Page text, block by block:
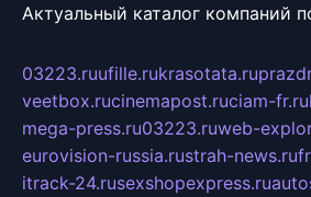
Актуальный каталог компаний
03223.ruufille.rukrasotata.ru
veetbox.rucinemapost.ruciam-fr.ru
mega-press.ru03223.ruweb-
eurovision-russia.rustrah-news.ru
itrack-24.rusexshopexpress.ru